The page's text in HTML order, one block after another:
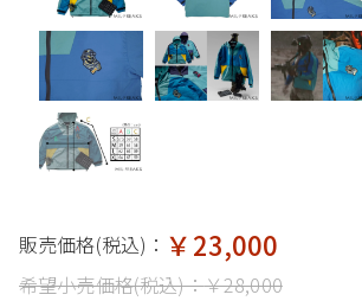
販売価格(税込)： ￥23,000
希望小売価格(税込)：￥28,000